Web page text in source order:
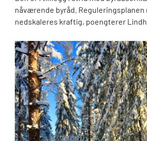
nåværende byråd. Reguleringsplanen
nedskaleres kraftig, poengterer